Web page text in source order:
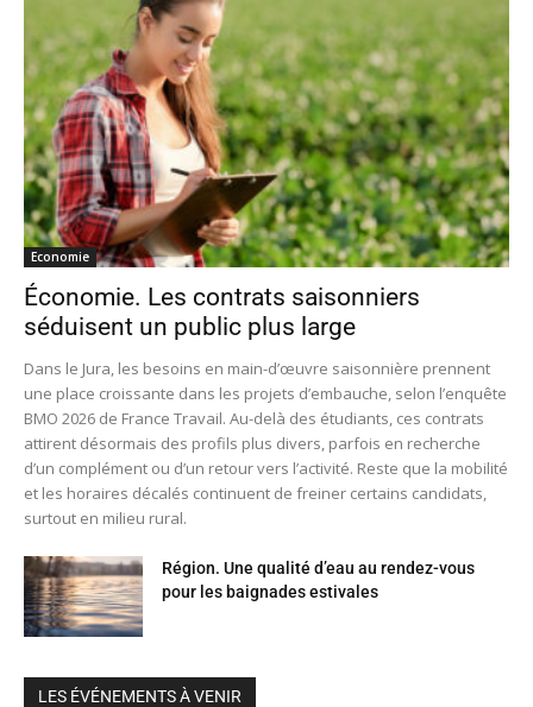
Economie
Économie. Les contrats saisonniers
séduisent un public plus large
Dans le Jura, les besoins en main-d’œuvre saisonnière prennent
une place croissante dans les projets d’embauche, selon l’enquête
BMO 2026 de France Travail. Au-delà des étudiants, ces contrats
attirent désormais des profils plus divers, parfois en recherche
d’un complément ou d’un retour vers l’activité. Reste que la mobilité
et les horaires décalés continuent de freiner certains candidats,
surtout en milieu rural.
Région. Une qualité d’eau au rendez-vous
pour les baignades estivales
LES ÉVÉNEMENTS À VENIR